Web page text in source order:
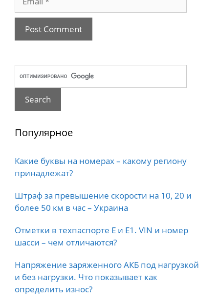
Популярное
Какие буквы на номерах – какому региону
принадлежат?
Штраф за превышение скорости на 10, 20 и
более 50 км в час – Украина
Отметки в техпаспорте E и E1. VIN и номер
шасси – чем отличаются?
Напряжение заряженного АКБ под нагрузкой
и без нагрузки. Что показывает как
определить износ?